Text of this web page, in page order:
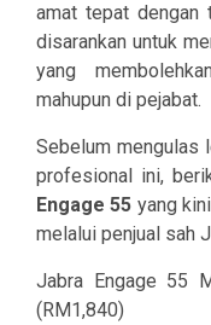
amat tepat dengan
disarankan untuk
yang
mahupun di pejabat.
Sebelum mengulas
profesional ini,
Engage 55 yang
melalui penjual sah
Jabra Engage 55
(RM1,840)